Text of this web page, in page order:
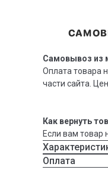
Самовывоз из
Оплата товара
части сайта.
Как вернуть
Если вам товар
Оплата